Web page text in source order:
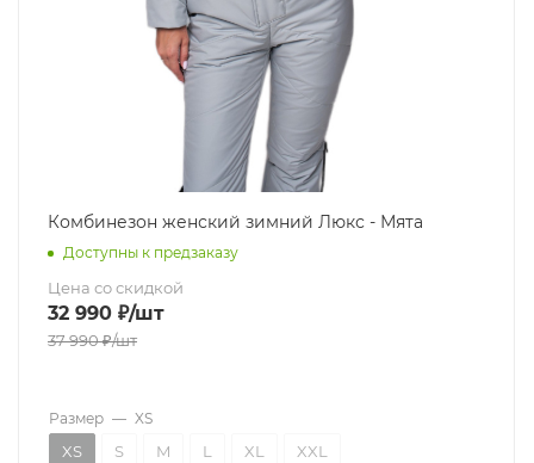
Комбинезон женский зимний Люкс - Мята
Доступны к предзаказу
Цена со скидкой
32 990 ₽/шт
37 990₽/шт
Размер — XS
XS S M L XL XXL